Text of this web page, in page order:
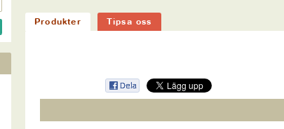
Produkter Tipsa oss